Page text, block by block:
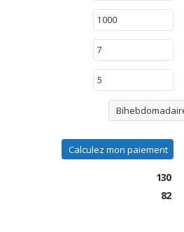
Calculez mon paiement
130
82